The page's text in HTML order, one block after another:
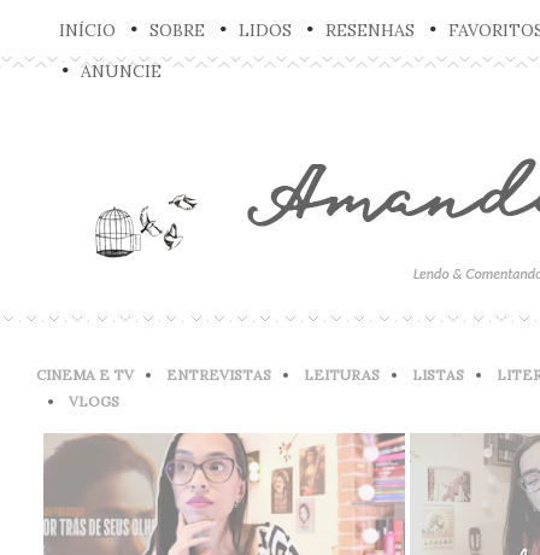
INÍCIO SOBRE LIDOS RESENHAS
ANUNCIE
CINEMA E TV ENTREVISTAS LEITURAS LISTAS
VLOGS